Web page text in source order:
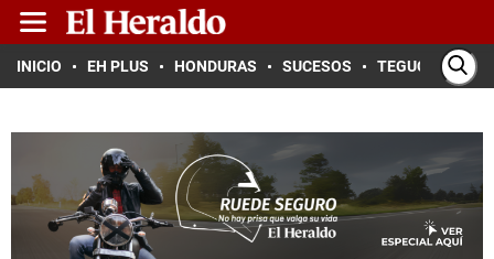
INICIO EH PLUS HONDURAS SUCESOS TEGUCIGALPA